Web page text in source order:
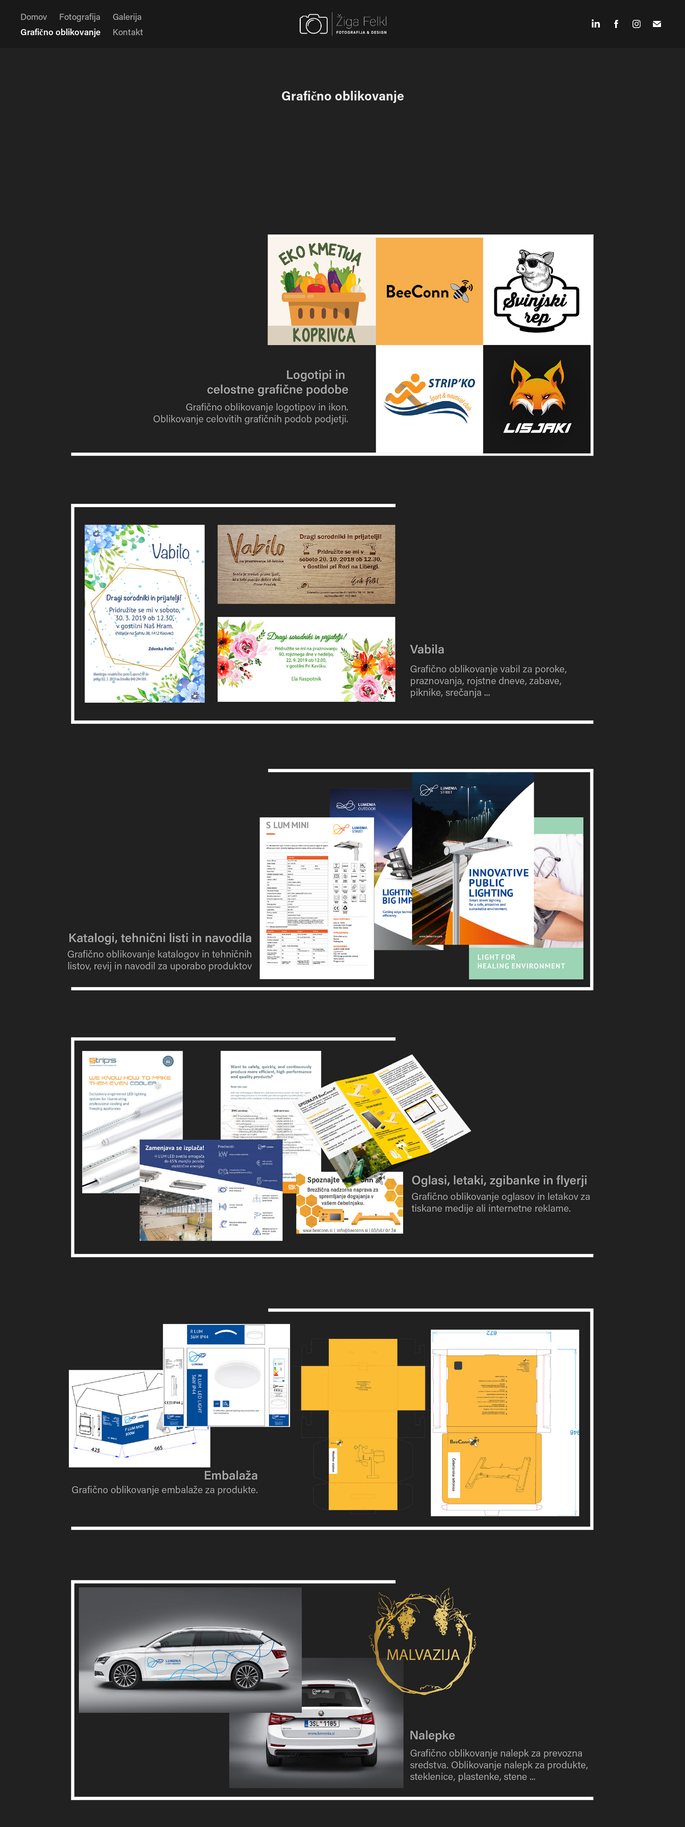
Domov Fotografija
Galerija
Grafično oblikovanje
Kontakt
Grafično oblikovanje